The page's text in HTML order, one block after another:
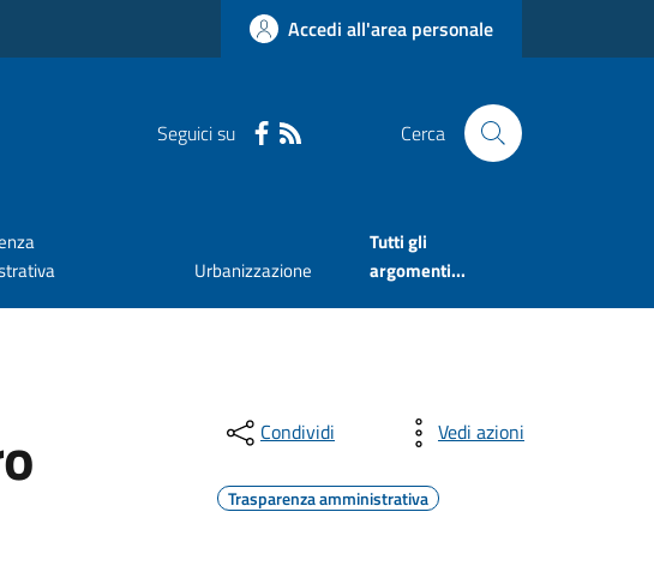
Accedi all'area personale
Seguici su Cerca
Urbanizzazione
Tutti gli
argomenti...
Condividi Vedi azioni
Trasparenza amministrativa